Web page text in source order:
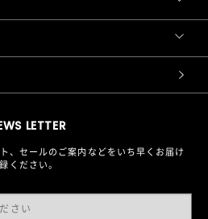
LETTER
、セールのご案内などをいち早くお届け
ください。